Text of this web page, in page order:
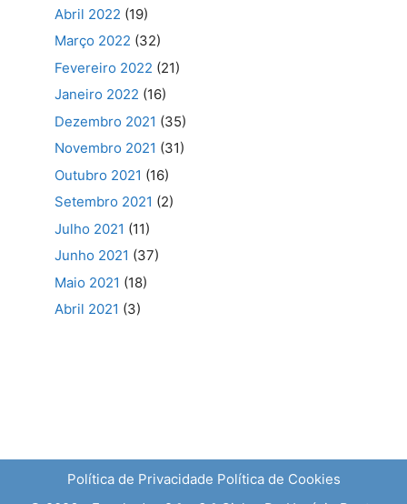
Abril 2022 (19)
Março 2022 (32)
Fevereiro 2022 (21)
Janeiro 2022 (16)
Dezembro 2021 (35)
Novembro 2021 (31)
Outubro 2021 (16)
Setembro 2021 (2)
Julho 2021 (11)
Junho 2021 (37)
Maio 2021 (18)
Abril 2021 (3)
Política de Privacidade Política de Cookies